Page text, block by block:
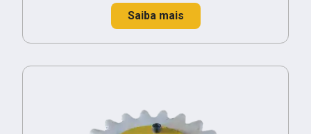
Saiba mais